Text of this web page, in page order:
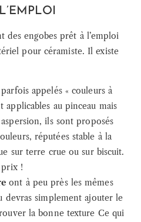
des engobes prêt à l’emploi
pour céramiste. Il existe
appelés « couleurs à
au pinceau mais
ils sont proposés
réputées stable à la
sur terre crue ou sur biscuit.
prix !
ont à peu près les mêmes
devras simplement ajouter le
la bonne texture Ce qui